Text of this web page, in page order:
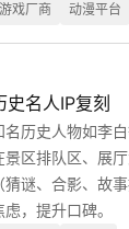
游戏厂商 动漫平台
史名人IP复刻
名历史人物如李
景区排队区、展
（猜谜、合影、故
虑，提升口碑。